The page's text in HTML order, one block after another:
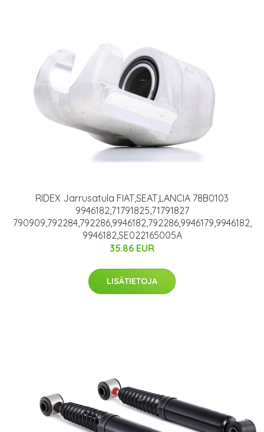
RIDEX Jarrusatula FIAT,SEAT,LANCIA 78B0103
9946182,71791825,71791827
790909,792284,792286,9946182,792286,9946179,9946182,
9946182,SE022165005A
35.86 EUR
LISÄTIETOJA